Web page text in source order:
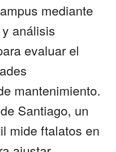
mediante
análisis
evaluar el
mantenimiento.
Santiago, un
mide ftalatos en